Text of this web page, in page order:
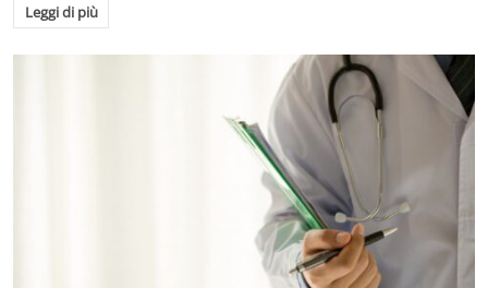
Leggi di più